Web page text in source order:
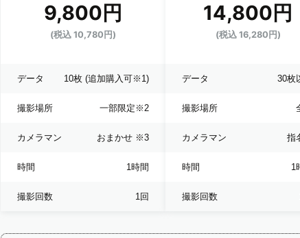
9,800円
(税込 10,780円)
データ 10枚 (追加購入可※1)
撮影場所 一部限定 ※2
カメラマン おまかせ ※3
時間 1時間
撮影回数 1回
14,800円
(税込 16,280円)
データ 30枚
撮影場所
カメラマン 指
時間 1
撮影回数